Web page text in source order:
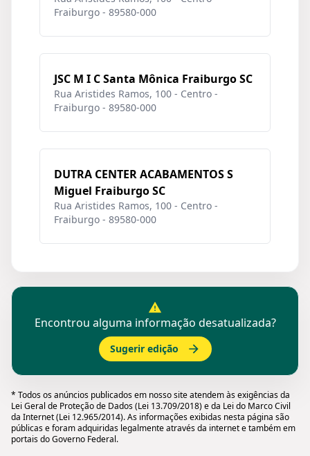
Fraiburgo - 89580-000
JSC M I C Santa Mônica Fraiburgo SC
Rua Aristides Ramos, 100 - Centro -
Fraiburgo - 89580-000
DUTRA CENTER ACABAMENTOS S
Miguel Fraiburgo SC
Rua Aristides Ramos, 100 - Centro -
Fraiburgo - 89580-000
Encontrou alguma informação desatualizada?
Sugerir edição
* Todos os anúncios publicados em nosso site atendem às exigências da
Lei Geral de Proteção de Dados (Lei 13.709/2018) e da Lei do Marco Civil
da Internet (Lei 12.965/2014). As informações exibidas nesta página são
públicas e foram adquiridas legalmente através da internet e também em
portais do Governo Federal.